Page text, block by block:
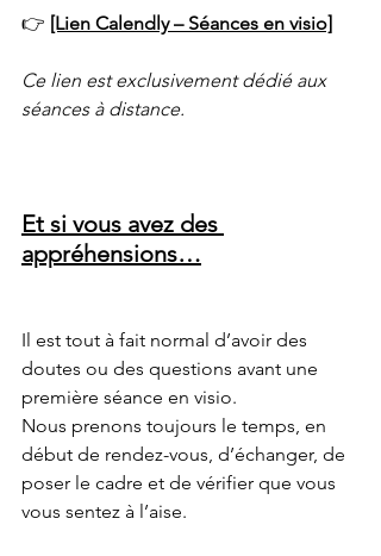
👉 [Lien Calendly – Séances en visio]
Ce lien est exclusivement dédié aux
séances à distance.
Et si vous avez des
appréhensions…
Il est tout à fait normal d’avoir des
doutes ou des questions avant une
première séance en visio.
Nous prenons toujours le temps, en
début de rendez-vous, d’échanger, de
poser le cadre et de vérifier que vous
vous sentez à l’aise.